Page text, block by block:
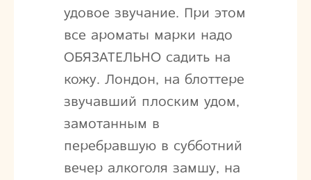
удовое звучание. При этом
все ароматы марки надо
ОБЯЗАТЕЛЬНО садить на
кожу. Лондон, на блоттере
звучавший плоским удом,
замотанным в
перебравшую в субботний
вечер алкоголя замшу, на